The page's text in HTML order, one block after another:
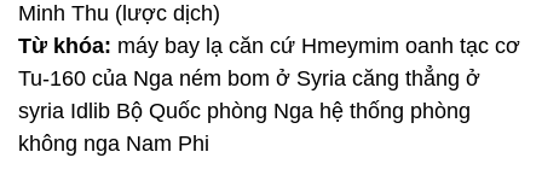
Minh Thu (lược dịch)
Từ khóa: máy bay lạ căn cứ Hmeymim oanh tạc cơ
Tu-160 của Nga ném bom ở Syria căng thẳng ở
syria Idlib Bộ Quốc phòng Nga hệ thống phòng
không nga Nam Phi